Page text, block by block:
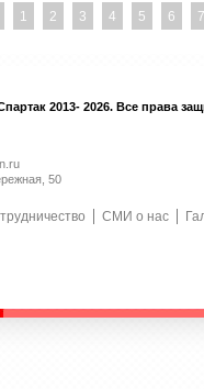
1 2 3 4 5 6 7
2013- 2026. Все права
50
СМИ о нас